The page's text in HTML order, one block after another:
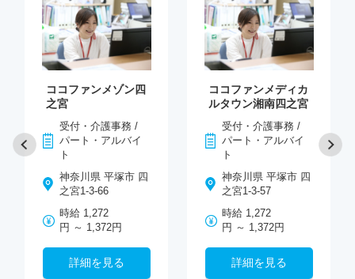
ココファンメゾン四
之宮
受付・介護事務 /
パート・アルバイ
ト
神奈川県 平塚市 四
之宮1-3-66
時給 1,272
円 ～ 1,372円
詳細を見る
ココファンメディカ
ルタウン湘南四之宮
受付・介護事務 /
パート・アルバイ
ト
神奈川県 平塚市 四
之宮1-3-57
時給 1,272
円 ～ 1,372円
詳細を見る